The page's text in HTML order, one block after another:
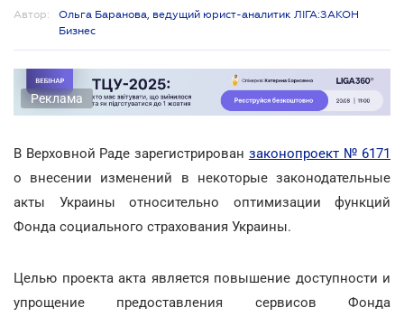
Автор:
Ольга Баранова, ведущий юрист-аналитик ЛІГА:ЗАКОН
Бизнес
Реклама
В Верховной Раде зарегистрирован законопроект № 6171
о внесении изменений в некоторые законодательные
акты Украины относительно оптимизации функций
Фонда социального страхования Украины.
Целью проекта акта является повышение доступности и
упрощение предоставления сервисов Фонда